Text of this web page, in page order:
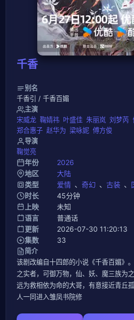
千香
别名
千香引 / 千香百媚
主演
宋威龙 鞠婧祎 叶盛佳 朱丽岚 刘梦芮
郑合惠子 赵华为 梁咏妮 傅方俊
导演
鞠觉亮
年份
2026
地区
大陆
类型
爱情 、 奇幻 、 古装 、
时长
45分钟
上映
未知
语言
普通话
更新
2026-07-30 11:20:13
集数
33
简介
该剧改编自十四郎的小说《千香百媚》
之实者，可御万物，仙、妖、魔三族为
远为救相依为命的大哥，有意接近青丘
人一同进入雏凤书院修